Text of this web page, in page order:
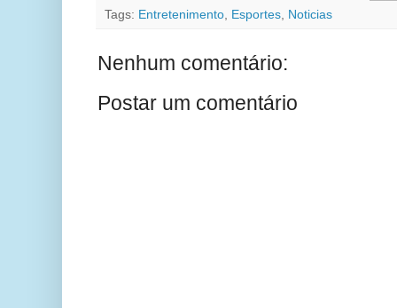
Tags: Entretenimento Esportes Noticias
Nenhum comentário:
Postar um comentário